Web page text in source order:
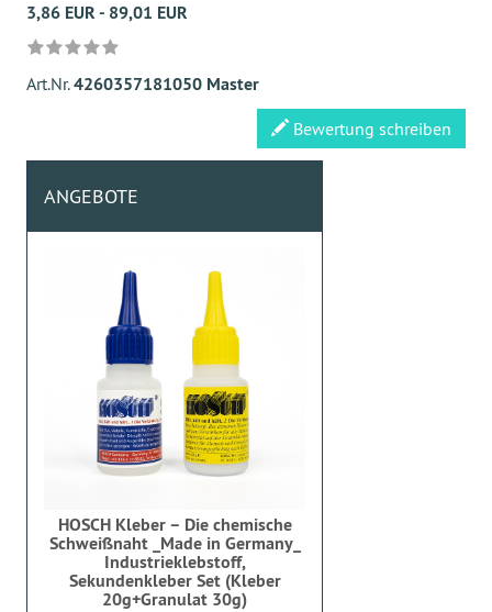
3,86 EUR - 89,01 EUR
Art.Nr.4260357181050 Master
Bewertung schreiben
ANGEBOTE
HOSCH Kleber – Die chemische
Schweißnaht _Made in Germany_
Industrieklebstoff,
Sekundenkleber Set (Kleber
20g+Granulat 30g)